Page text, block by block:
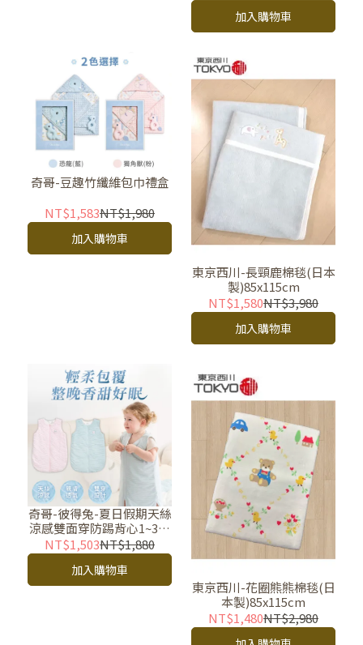
加入購物車
奇哥-豆趣竹纖維包巾禮盒
NT$1,583NT$1,980
加入購物車
東京西川-長頸鹿棉毯(日本
製)85x115cm
NT$1,580NT$3,980
加入購物車
奇哥-彼得兔-夏日假期天絲
涼感雙面穿防踢背心1~3歲
(長效涼爽)
NT$1,503NT$1,880
加入購物車
東京西川-花圈熊熊棉毯(日
本製)85x115cm
NT$1,480NT$2,980